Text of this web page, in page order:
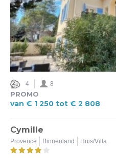
Ja (8)
Nee (3)
Airco
Ja (7)
Omheinde tuin
Nee (11)
4 8
PROMO
van € 1 250 tot € 2 808
Cymille
Provence Binnenland Huis/Villa